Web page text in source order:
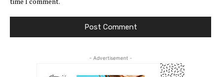
- Advertisement -